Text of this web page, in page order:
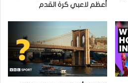
أعظم لاعبي كرة القدم